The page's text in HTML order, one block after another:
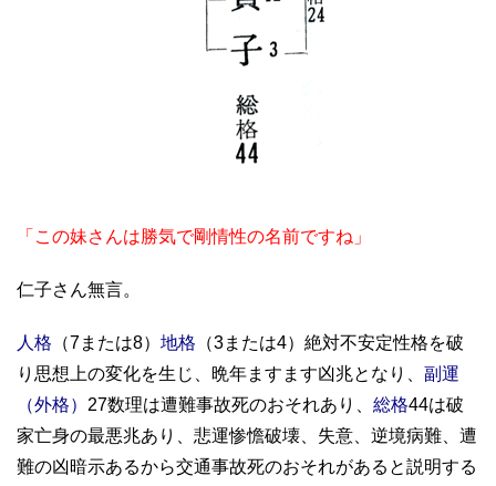
「この妹さんは勝気で剛情性の名前ですね」
仁子さん無言。
人格 （7または8） 地格 （3または4）絶対不安定性格を破
り思想上の変化を生じ、晩年ますます凶兆となり、 副運
（外格） 27数理は遭難事故死のおそれあり、 総格44は破
家亡身の最悪兆あり、悲運惨憺破壊、失意、逆境病難、遭
難の凶暗示あるから交通事故死のおそれがあると説明する